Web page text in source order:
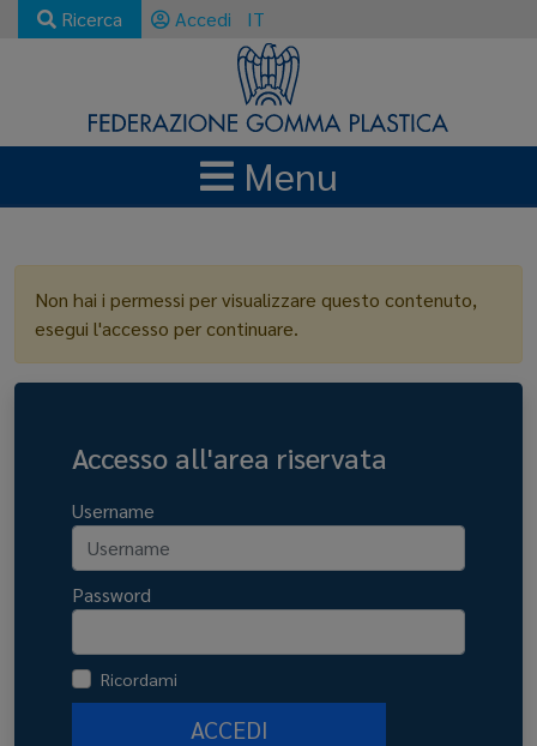
Ricerca Accedi IT
Menu
Non hai i permessi per visualizzare questo contenuto,
esegui l'accesso per continuare.
Accesso all'area riservata
Username
Password
Ricordami
ACCEDI